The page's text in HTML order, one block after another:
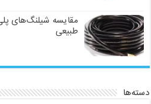
مقایسه شیلنگ‌های
طبیعی
دسته‌ها